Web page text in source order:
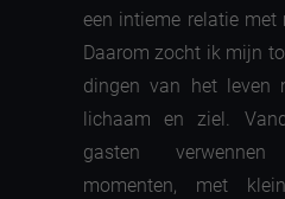
een intieme relatie met
Daarom zocht ik mijn
dingen van het leven
lichaam en ziel.
gasten
momenten, met